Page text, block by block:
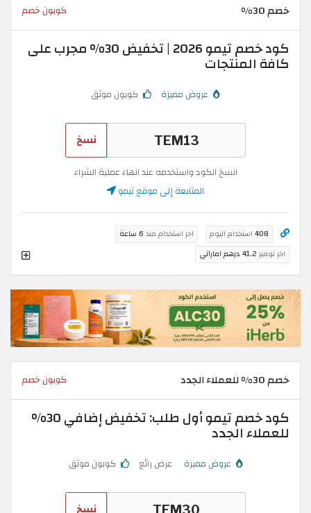
خصم 30% كوبون خصم
كود خصم تيمو 2026 | تخفيض 30% مجرب على
كافة المنتجات
عروض مميزة كوبون موثق
نسخ
انسخ الكود واستخدمه عند انهاء عملية الشراء
المتابعة إلى موقع تيمو
408 استخدام اليوم اخر استخدام منذ 6 ساعة
اخر توفير 41.2 درهم اماراتي
خصم 30% للعملاء الجدد كوبون خصم
كود خصم تيمو أول طلب: تخفيض إضافي 30%
للعملاء الجدد
عروض مميزة عرض رائع كوبون موثق